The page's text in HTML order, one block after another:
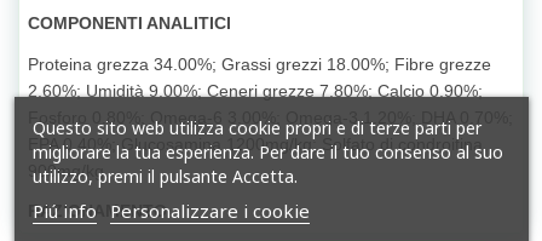
COMPONENTI ANALITICI
Proteina grezza 34.00%; Grassi grezzi 18.00%; Fibre grezze
2.60%; Umidità 9.00%; Ceneri grezze 7.80%; Calcio 0.90%;
Fosforo 0.80%; Omega-6 3.00%; Omega-3 1.20%; DHA 0.70%;
EPA 0.40%; Glucosamina 1200mg/kg; Solfato di condroitina
900mg/kg.
RAZIONAMENTO
Questo sito web utilizza cookie propri e di terze parti per
migliorare la tua esperienza. Per dare il tuo consenso al suo
utilizzo, premi il pulsante Accetta.
Piú info Personalizzare i cookie